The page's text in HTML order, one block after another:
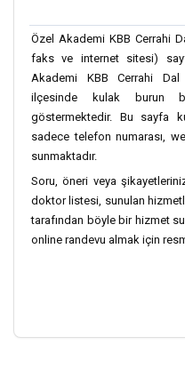
Özel Akademi KBB Cerrahi
faks ve internet sitesi)
Akademi KBB Cerrahi
ilçesinde kulak burun
göstermektedir. Bu sayfa
sadece telefon numarası,
sunmaktadır.
Soru, öneri veya
doktor listesi, sunulan
tarafından böyle bir hizmet
online randevu almak için